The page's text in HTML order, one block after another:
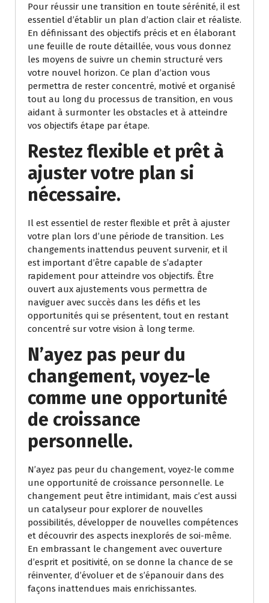
Pour réussir une transition en toute sérénité, il est
essentiel d’établir un plan d’action clair et réaliste.
En définissant des objectifs précis et en élaborant
une feuille de route détaillée, vous vous donnez
les moyens de suivre un chemin structuré vers
votre nouvel horizon. Ce plan d’action vous
permettra de rester concentré, motivé et organisé
tout au long du processus de transition, en vous
aidant à surmonter les obstacles et à atteindre
vos objectifs étape par étape.
Restez flexible et prêt à
ajuster votre plan si
nécessaire.
Il est essentiel de rester flexible et prêt à ajuster
votre plan lors d’une période de transition. Les
changements inattendus peuvent survenir, et il
est important d’être capable de s’adapter
rapidement pour atteindre vos objectifs. Être
ouvert aux ajustements vous permettra de
naviguer avec succès dans les défis et les
opportunités qui se présentent, tout en restant
concentré sur votre vision à long terme.
N’ayez pas peur du
changement, voyez-le
comme une opportunité
de croissance
personnelle.
N’ayez pas peur du changement, voyez-le comme
une opportunité de croissance personnelle. Le
changement peut être intimidant, mais c’est aussi
un catalyseur pour explorer de nouvelles
possibilités, développer de nouvelles compétences
et découvrir des aspects inexplorés de soi-même.
En embrassant le changement avec ouverture
d’esprit et positivité, on se donne la chance de se
réinventer, d’évoluer et de s’épanouir dans des
façons inattendues mais enrichissantes.